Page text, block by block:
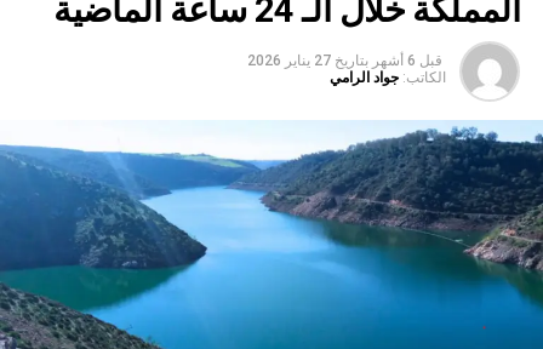
المملكة خلال الـ 24 ساعة الماضية
قبل 6 أشهر بتاريخ 27 يناير 2026
الكاتب: جواد الرامي